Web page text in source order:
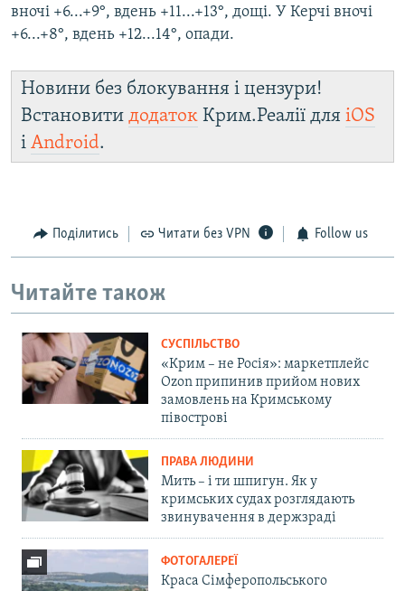
вночі +6...+9°, вдень +11...+13°, дощі. У Керчі вночі
+6...+8°, вдень +12...14°, опади.
Новини без блокування і цензури!
Встановити додаток Крим.Реалії для iOS
і Android.
Поділитись Читати без VPN Follow us
Читайте також
СУСПІЛЬСТВО
«Крим – не Росія»: маркетплейс
Ozon припинив прийом нових
замовлень на Кримському
півострові
ПРАВА ЛЮДИНИ
Мить – і ти шпигун. Як у
кримських судах розглядають
звинувачення в держзраді
ФОТОГАЛЕРЕЇ
Краса Сімферопольського